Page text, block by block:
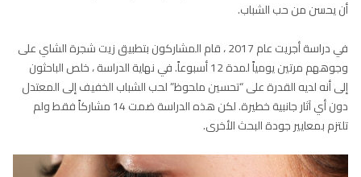
أن يحسن من حب الشباب.
في دراسة أجريت عام 2017 ، قام المشاركون بتطبيق زيت شجرة الشاي على
وجوههم مرتين يومياً لمدة 12 أسبوعاً. في نهاية الدراسة ، خلص الباحثون
إلى أنه لديه القدرة على “تحسين ملحوظ” لحب الشباب الخفيف إلى المعتدل
دون أي آثار جانبية خطيرة. لكن هذه الدراسة ضمت 14 مشاركاً فقط ولم
تلتزم بمعايير جودة البحث الأخرى.